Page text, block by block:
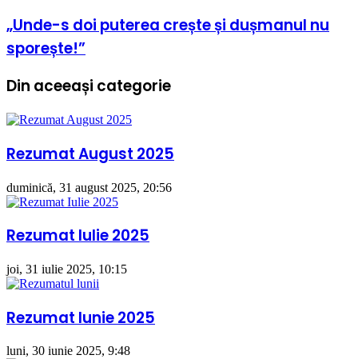
de
Virgil
Ierunca
„Unde-
s
doi
crește
și
nu
„Unde-s doi puterea crește și dușmanul nu
sporește!”
Din aceeași categorie
Rezumat August 2025
duminică, 31 august 2025, 20:56
Rezumat Iulie 2025
joi, 31 iulie 2025, 10:15
Rezumat Iunie 2025
luni, 30 iunie 2025, 9:48